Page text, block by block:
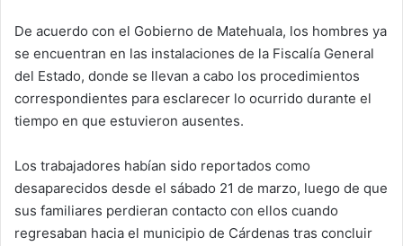
De acuerdo con el Gobierno de Matehuala, los hombres ya
se encuentran en las instalaciones de la Fiscalía General
del Estado, donde se llevan a cabo los procedimientos
correspondientes para esclarecer lo ocurrido durante el
tiempo en que estuvieron ausentes.
Los trabajadores habían sido reportados como
desaparecidos desde el sábado 21 de marzo, luego de que
sus familiares perdieran contacto con ellos cuando
regresaban hacia el municipio de Cárdenas tras concluir